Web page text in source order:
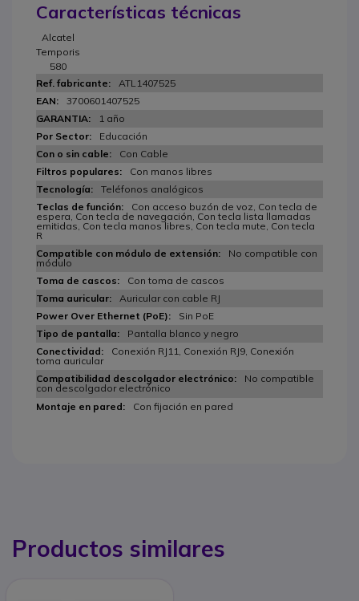
Características técnicas
Alcatel
Temporis
580
ATL1407525
3700601407525
1 año
Educación
Con Cable
Con manos libres
Teléfonos analógicos
Con acceso buzón de voz, Con tecla de
espera, Con tecla de navegación, Con tecla lista llamadas
emitidas, Con tecla manos libres, Con tecla mute, Con tecla
R
No compatible con
módulo
Con toma de cascos
Auricular con cable RJ
Sin PoE
Pantalla blanco y negro
Conexión RJ11, Conexión RJ9, Conexión
toma auricular
No compatible
con descolgador electrónico
Con fijación en pared
Productos similares